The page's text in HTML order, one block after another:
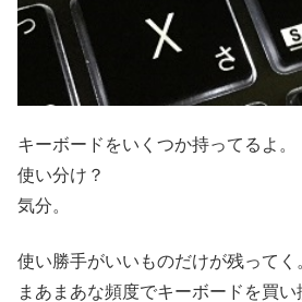
キーボードをいくつか持ってるよ。
使い分け？
気分。
使い勝手がいいものだけが残ってく
まあまあな頻度でキーボードを買い